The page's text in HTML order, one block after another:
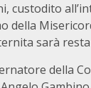
custodito
della
sarà
della